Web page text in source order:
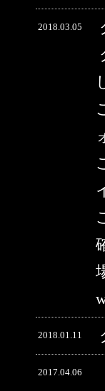
2018.03.05
2018.01.11
2017.04.06